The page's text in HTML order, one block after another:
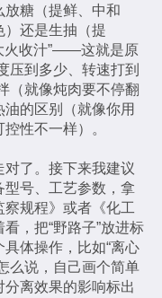
糖（提鲜、中和
）还是生抽（提
火收汁”——这就是原
压到多少、转速打到
（就像炖肉要不停翻
的区别（就像你用
性不一样）。
了。接下来我建议
号、工艺参数，拿
规程》或者《化工
，把“野路子”放进标
体操作，比如“离心
么说，自己画个简单
离效果的影响标出